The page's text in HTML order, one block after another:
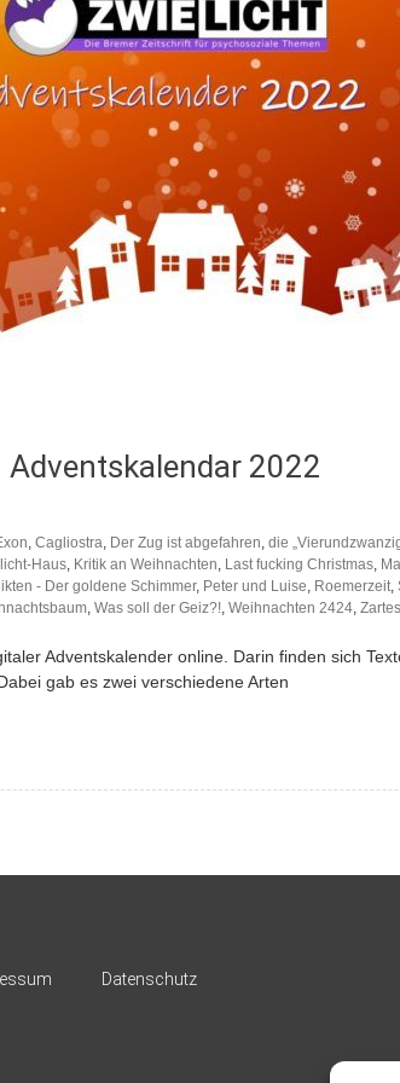
Adventskalendar 2022
Cagliostra Der Zug ist abgefahren die
Haus, Kritik an Weihnachten Last fucking Christmas,
- Der goldene Schimmer, Peter und Luise Roemerzeit,
, Was soll der Geiz?!, Weihnachten 2424,
Adventskalender online. Darin finden sich
gab es zwei verschiedene Arten
Datenschutz